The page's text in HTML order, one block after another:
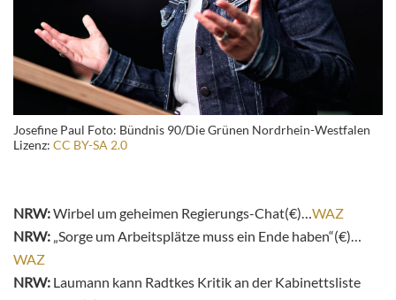
Josefine Paul Foto: Bündnis 90/Die Grünen Nordrhein-Westfalen
Lizenz: CC BY-SA 2.0
NRW:Wirbel um geheimen Regierungs-Chat(€)…WAZ
NRW: „Sorge um Arbeitsplätze muss ein Ende haben“(€)…
WAZ
NRW: Laumann kann Radtkes Kritik an der Kabinettsliste